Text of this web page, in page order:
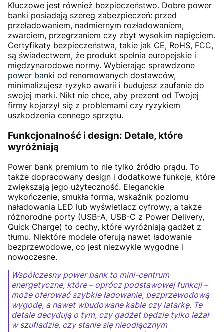
Kluczowe jest również bezpieczeństwo. Dobre power
banki posiadają szereg zabezpieczeń: przed
przeładowaniem, nadmiernym rozładowaniem,
zwarciem, przegrzaniem czy zbyt wysokim napięciem.
Certyfikaty bezpieczeństwa, takie jak CE, RoHS, FCC,
są świadectwem, że produkt spełnia europejskie i
międzynarodowe normy. Wybierając sprawdzone
power banki od renomowanych dostawców,
minimalizujesz ryzyko awarii i budujesz zaufanie do
swojej marki. Nikt nie chce, aby prezent od Twojej
firmy kojarzył się z problemami czy ryzykiem
uszkodzenia cennego sprzętu.
Funkcjonalność i design: Detale, które
wyróżniają
Power bank premium to nie tylko źródło prądu. To
także dopracowany design i dodatkowe funkcje, które
zwiększają jego użyteczność. Eleganckie
wykończenie, smukła forma, wskaźnik poziomu
naładowania LED lub wyświetlacz cyfrowy, a także
różnorodne porty (USB-A, USB-C z Power Delivery,
Quick Charge) to cechy, które wyróżniają gadżet z
tłumu. Niektóre modele oferują nawet ładowanie
bezprzewodowe, co jest niezwykle wygodne i
nowoczesne.
Współczesny power bank to mini-centrum
energetyczne, które – oprócz podstawowej funkcji –
może oferować szybkie ładowanie, bezprzewodową
wygodę, a nawet wbudowane kable czy latarkę. Te
detale decydują o tym, czy gadżet będzie tylko leżał
w szufladzie, czy stanie się nieodłącznym